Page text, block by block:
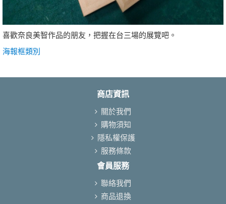
喜歡奈良美智作品的朋友，把握在台三場的展覽吧。
海報框類別
商店資訊
關於我們
購物須知
隱私權保護
服務條款
會員服務
聯絡我們
商品退換